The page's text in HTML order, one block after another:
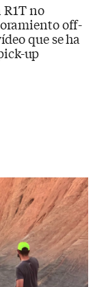
R1T no
off-
que se ha
up